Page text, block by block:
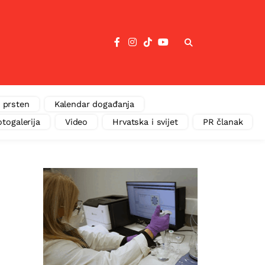
prsten
Kalendar događanja
Video Hrvatska i svijet PR članak